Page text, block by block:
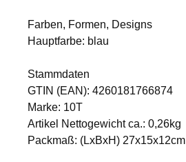
Farben, Formen, Designs
Hauptfarbe: blau
Stammdaten
GTIN (EAN): 4260181766874
Marke: 10T
Artikel Nettogewicht ca.: 0,26kg
Packmaß: (LxBxH) 27x15x12cm